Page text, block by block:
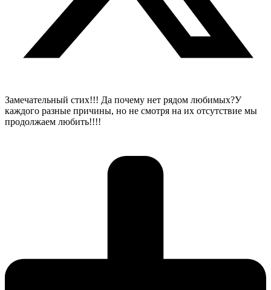
Замечательный стих!!! Да почему нет рядом любимых?У
каждого разные причины, но не смотря на их отсутствие мы
продолжаем любить!!!!